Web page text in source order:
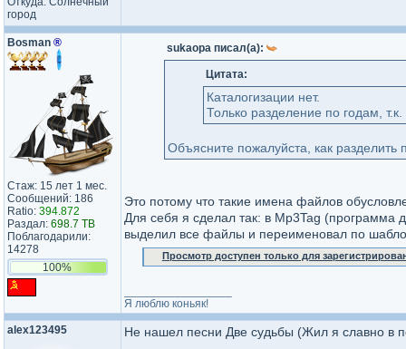
город
Bosman ®
Стаж: 15 лет 1 мес.
Сообщений: 186
Ratio: 394.872
Раздал: 698.7 TB
Поблагодарили:
14278
100%
sukaopa писал(а):
Цитата:
Каталогизации нет.
Только разделение по годам,
Объясните пожалуйста, как
Это потому что такие имена файлов
Для себя я сделал так: в Mp3Tag (программа
выделил все файлы и переименовал по
Просмотр доступен только для
Я люблю коньяк!
alex123495 Не нашел песни Две судьбы (Жил я славно в